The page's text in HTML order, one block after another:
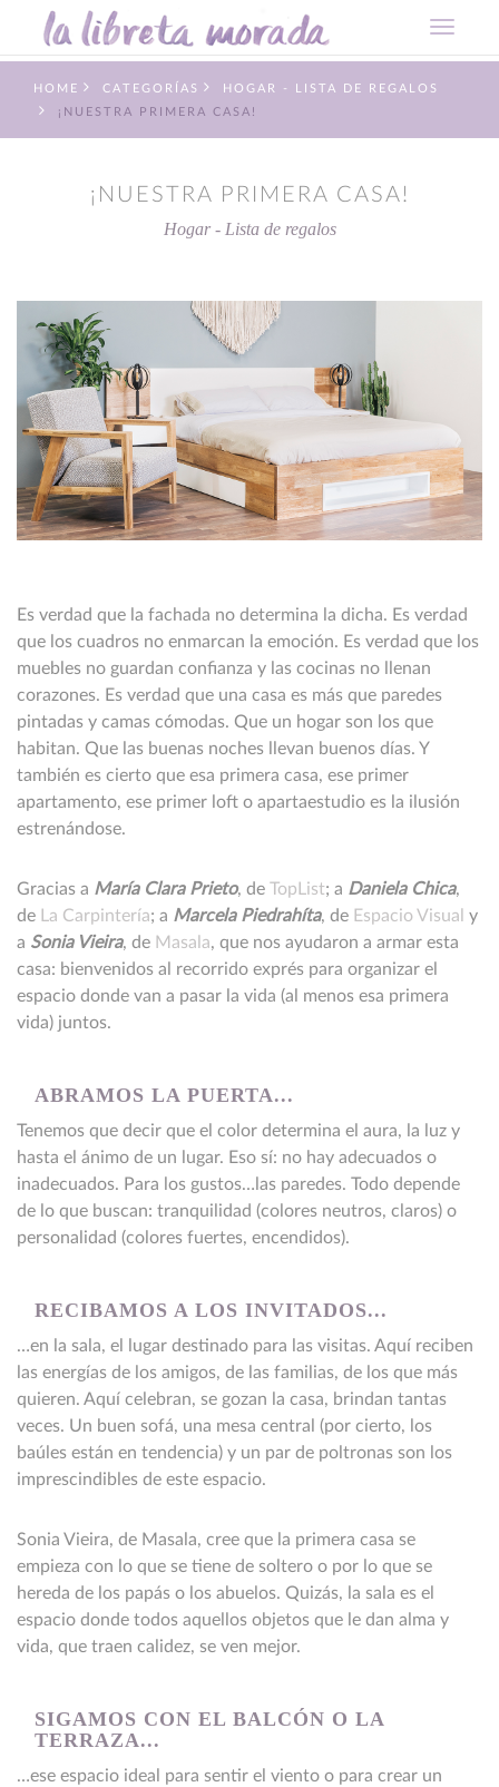
HOME CATEGORÍAS
HOGAR - LISTA DE REGALOS
¡NUESTRA PRIMERA CASA!
¡NUESTRA PRIMERA CASA!
Hogar - Lista de regalos
Es verdad que la fachada no determina la dicha. Es verdad
que los cuadros no enmarcan la emoción. Es verdad que los
muebles no guardan confianza y las cocinas no llenan
corazones. Es verdad que una casa es más que paredes
pintadas y camas cómodas. Que un hogar son los que
habitan. Que las buenas noches llevan buenos días. Y
también es cierto que esa primera casa, ese primer
apartamento, ese primer loft o apartaestudio es la ilusión
estrenándose.
Gracias a María Clara Prieto, de TopList; a Daniela Chica,
de La Carpintería; a Marcela Piedrahíta, de Espacio Visual y
a Sonia Vieira, de Masala, que nos ayudaron a armar esta
casa: bienvenidos al recorrido exprés para organizar el
espacio donde van a pasar la vida (al menos esa primera
vida) juntos.
ABRAMOS LA PUERTA...
Tenemos que decir que el color determina el aura, la luz y
hasta el ánimo de un lugar. Eso sí: no hay adecuados o
inadecuados. Para los gustos…las paredes. Todo depende
de lo que buscan: tranquilidad (colores neutros, claros) o
personalidad (colores fuertes, encendidos).
RECIBAMOS A LOS INVITADOS...
…en la sala, el lugar destinado para las visitas. Aquí reciben
las energías de los amigos, de las familias, de los que más
quieren. Aquí celebran, se gozan la casa, brindan tantas
veces. Un buen sofá, una mesa central (por cierto, los
baúles están en tendencia) y un par de poltronas son los
imprescindibles de este espacio.
Sonia Vieira, de Masala, cree que la primera casa se
empieza con lo que se tiene de soltero o por lo que se
hereda de los papás o los abuelos. Quizás, la sala es el
espacio donde todos aquellos objetos que le dan alma y
vida, que traen calidez, se ven mejor.
SIGAMOS CON EL BALCÓN O LA
TERRAZA...
…ese espacio ideal para sentir el viento o para crear un